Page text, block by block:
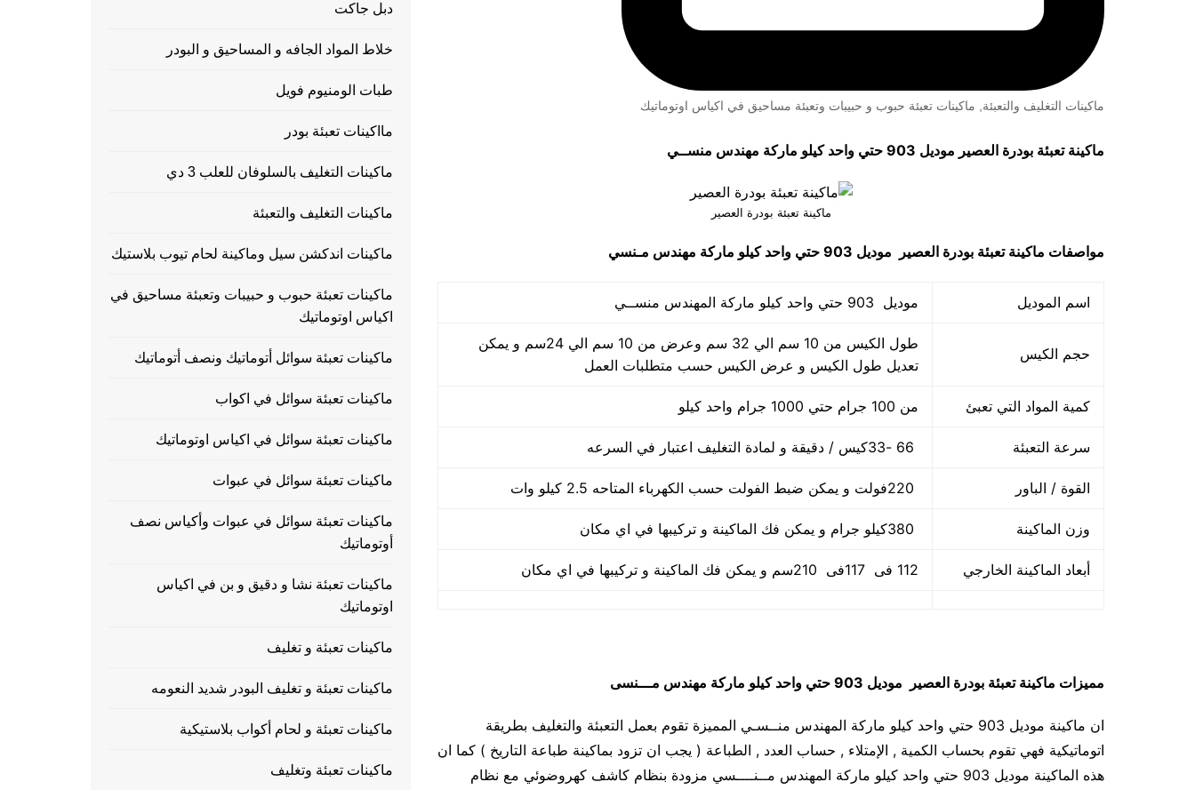
ماكينات التغليف والتعبئة ماكينات تعبئة حبوب و حبيبات وتعبئة مساحيق في اكياس اوتوماتيك
ماكينة تعبئة بودرة العصير موديل 903 حتي واحد كيلو ماركة مهندس منســي
ماكينة تعبئة بودرة العصير
مواصفات ماكينة تعبئة بودرة العصير موديل 903 حتي واحد كيلو ماركة مهندس مـنسي
اسم الموديل موديل 903 حتي واحد كيلو ماركة المهندس منســي
حجم الكيس
طول الكيس من 10 سم الي 32 سم وعرض من 10 سم الي 24سم و يمكن
تعديل طول الكيس و عرض الكيس حسب متطلبات العمل
كمية المواد التي تعبئ من 100 جرام حتي 1000 جرام واحد كيلو
سرعة التعبئة
القوة / الباور
وزن الماكينة
أبعاد الماكينة الخارجي 112 فى 117فى 210سم و يمكن فك الماكينة و تركيبها في اي مكان
مميزات ماكينة تعبئة بودرة العصير موديل 903 حتي واحد كيلو ماركة مهندس مـــنسى
ان ماكينة موديل 903 حتي واحد كيلو ماركة المهندس منــسـي المميزة تقوم بعمل التعبئة والتغليف بطريقة
اتوماتيكية فهي تقوم بحساب الكمية , الإمتلاء , حساب العدد , الطباعة ( يجب ان تزود بماكينة طباعة التاريخ ) كما ان
هذه الماكينة موديل 903 حتي واحد كيلو ماركة المهندس مــنــــسي مزودة بنظام كاشف كهروضوئي مع نظام
دبل جاكت
خلاط المواد الجافه و المساحيق و البودر
طبات الومنيوم فويل
مااكينات تعبئة بودر
ماكينات التغليف بالسلوفان للعلب 3 دي
ماكينات التغليف والتعبئة
ماكينات اندكشن سيل وماكينة لحام تيوب بلاستيك
ماكينات تعبئة حبوب و حبيبات وتعبئة مساحيق في
اكياس اوتوماتيك
ماكينات تعبئة سوائل أتوماتيك ونصف أتوماتيك
ماكينات تعبئة سوائل في اكواب
ماكينات تعبئة سوائل في اكياس اوتوماتيك
ماكينات تعبئة سوائل في عبوات
ماكينات تعبئة سوائل في عبوات وأكياس نصف
أوتوماتيك
ماكينات تعبئة نشا و دقيق و بن في اكياس
اوتوماتيك
ماكينات تعبئة و تغليف
ماكينات تعبئة و تغليف البودر شديد النعومه
ماكينات تعبئة و لحام أكواب بلاستيكية
ماكينات تعبئة وتغليف